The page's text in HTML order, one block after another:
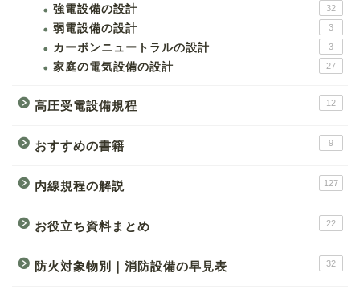
強電設備の設計 32
弱電設備の設計 3
カーボンニュートラルの設計 3
家庭の電気設備の設計 27
高圧受電設備規程 12
おすすめの書籍 9
内線規程の解説 127
お役立ち資料まとめ 22
防火対象物別｜消防設備の早見表 32